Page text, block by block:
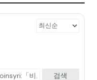
검색